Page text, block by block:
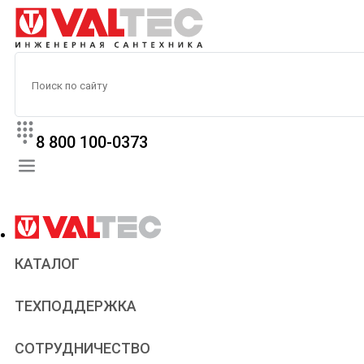
8 800 100-0373
КАТАЛОГ
ТЕХПОДДЕРЖКА
Паспорта и сертификаты
Статьи
СОТРУДНИЧЕСТВО
Сантехникам